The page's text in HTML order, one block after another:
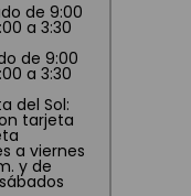
de 9:00
a 3:30
de 9:00
a 3:30
del Sol:
tarjeta
a viernes
y de